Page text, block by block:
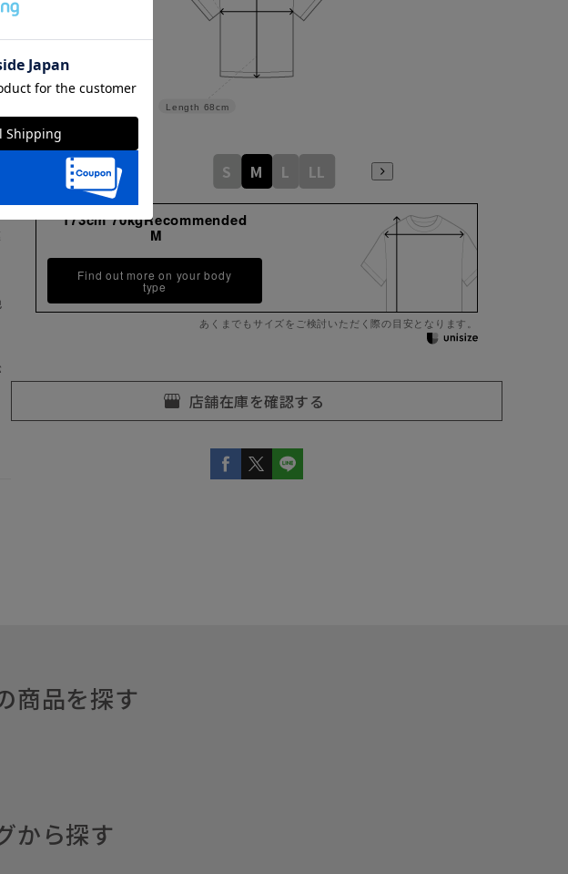
Length 68cm
S M L LL
173cm 70kgRecommended
M
Find out more on your body
type
あくまでもサイズをご検討いただく際の目安となります。
商品を探す
から探す